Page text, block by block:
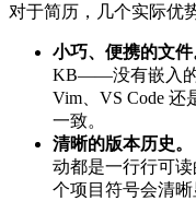
对于简历，几个实际优
小巧、便携的文件
KB——没有嵌入
Vim、VS Code
一致。
清晰的版本历史。
动都是一行行可
个项目符号会清